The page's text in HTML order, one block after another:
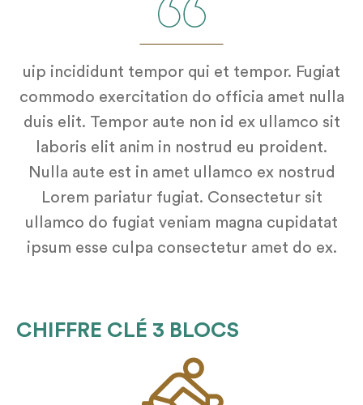
uip incididunt tempor qui et tempor. Fugiat
commodo exercitation do officia amet nulla
duis elit. Tempor aute non id ex ullamco sit
laboris elit anim in nostrud eu proident.
Nulla aute est in amet ullamco ex nostrud
Lorem pariatur fugiat. Consectetur sit
ullamco do fugiat veniam magna cupidatat
ipsum esse culpa consectetur amet do ex.
CHIFFRE CLÉ 3 BLOCS